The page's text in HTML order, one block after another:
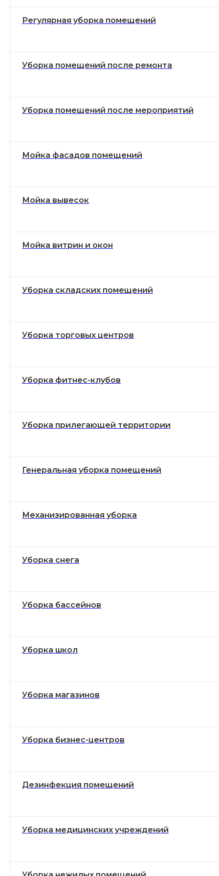
Регулярная уборка помещений
Уборка помещений после ремонта
Уборка помещений после мероприятий
Мойка фасадов помещений
Мойка вывесок
Мойка витрин и окон
Уборка складских помещений
Уборка торговых центров
Уборка фитнес-клубов
Уборка прилегающей территории
Генеральная уборка помещений
Механизированная уборка
Уборка снега
Уборка бассейнов
Уборка школ
Уборка магазинов
Уборка бизнес-центров
Дезинфекция помещений
Уборка медицинских учреждений